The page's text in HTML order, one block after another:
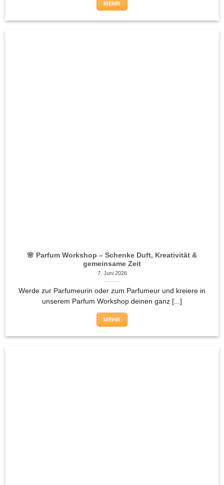
MEHR
🌸 Parfum Workshop – Schenke Duft, Kreativität &
gemeinsame Zeit
7. Juni 2026
Werde zur Parfumeurin oder zum Parfumeur und kreiere in
unserem Parfum Workshop deinen ganz [...]
MEHR